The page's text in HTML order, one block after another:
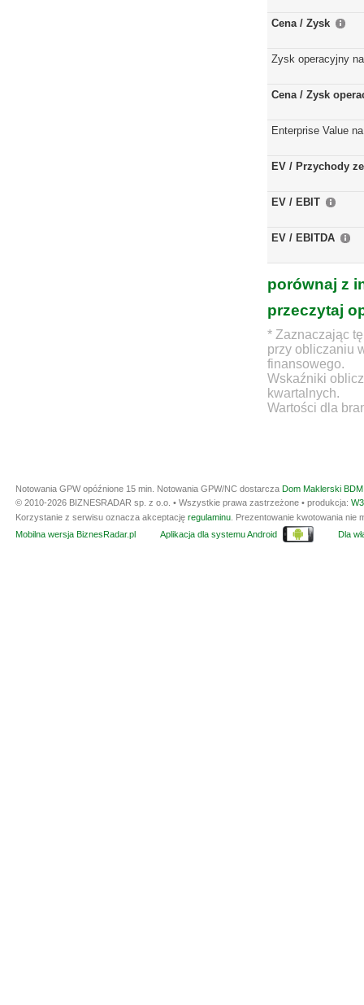
Cena / Zysk
Zysk operacyjny
Cena / Zysk
Enterprise Value
EV / Przychody
EV / EBIT
EV / EBITDA
porównaj z
przeczytaj
* Zaznaczając
przy obliczaniu
finansowego.
Wskaźniki
kwartalnych.
Wartości dla
Notowania GPW opóźnione 15 min. Notowania GPW/NC dostarcza Dom Maklerski
© 2010-2026 BIZNESRADAR sp. z o.o. • Wszystkie prawa zastrzeżone • produkcja:
Korzystanie z serwisu oznacza akceptację regulaminu . Prezentowanie kwotowania
Mobilna wersja BiznesRadar.pl
Aplikacja dla systemu Android Dla